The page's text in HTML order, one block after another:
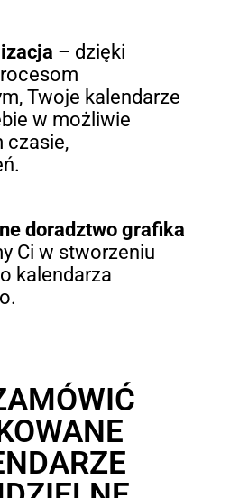
– dzięki
Twoje kalendarze
w możliwie
czasie,
doradztwo grafika
Ci w stworzeniu
kalendarza